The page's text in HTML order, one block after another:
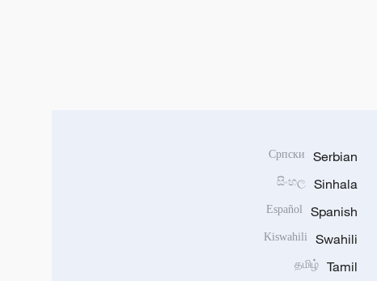
Serbian
Српски
Sinhala
සිංහල
Spanish
Español
Swahili
Kiswahili
Tamil
தமிழ்